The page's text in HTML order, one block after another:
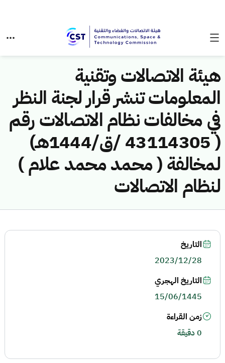
هيئة الاتصالات وتقنية
المعلومات تنشر قرار لجنة النظر
في مخالفات نظام الاتصالات رقم
( 43114305 /ق/1444هـ)
لمخالفة ( محمد محمد علام )
لنظام الاتصالات
التاريخ
2023/12/28
التاريخ الهجري
15/06/1445
زمن القراءة
0 دقيقة